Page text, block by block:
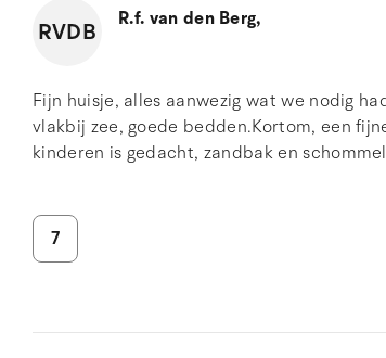
RVDB R.f. van den Berg,
Fijn huisje, alles aanwezig wat we nodig
vlakbij zee, goede bedden.Kortom, een
kinderen is gedacht, zandbak en
7